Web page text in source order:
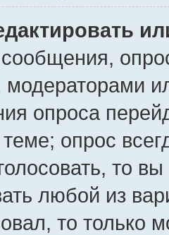
модераторами
опроса
опрос
то
любой из
то только